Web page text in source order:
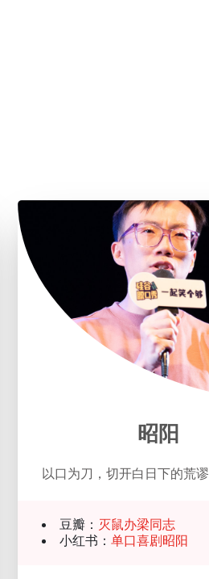
昭阳
以口为刀，切开白日下的荒谬
豆瓣： 灭鼠办梁同志
小红书： 单口喜剧昭阳